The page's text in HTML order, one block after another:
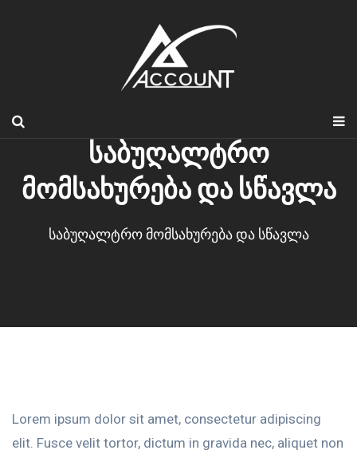
საბუღალტრო
მომსახურება და სწავლა
საბუღალტრო მომსახურება და სწავლა
Lorem ipsum dolor sit amet, consectetur adipiscing
elit. Fusce velit tortor, dictum in gravida nec, aliquet non